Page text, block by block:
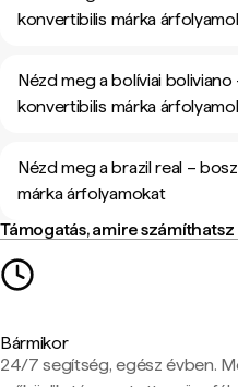
konvertibilis márka
Nézd meg a bolíviai
konvertibilis márka
Nézd meg a brazil real –
márka árfolyamokat
Támogatás, amire számíthatsz
Bármikor
24/7 segítség, egész évben.